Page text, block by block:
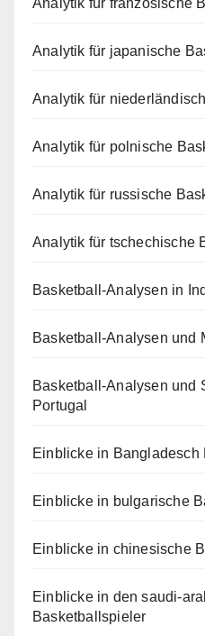
Analytik für japanische
Analytik für
Analytik für polnische
Analytik für russische
Analytik für tschechische
Basketball-Analysen in
Basketball-Analysen und
Basketball-Analysen und
Portugal
Einblicke in Bangladesch
Einblicke in bulgarische
Einblicke in chinesische
Einblicke in den saudi-
Basketballspieler